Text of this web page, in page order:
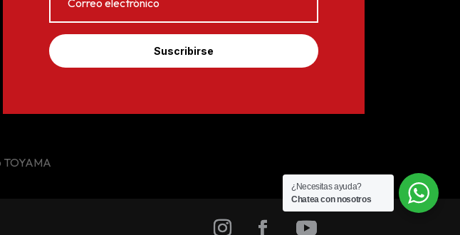
Suscribirse
¿Necesitas ayuda?
Chatea con nosotros